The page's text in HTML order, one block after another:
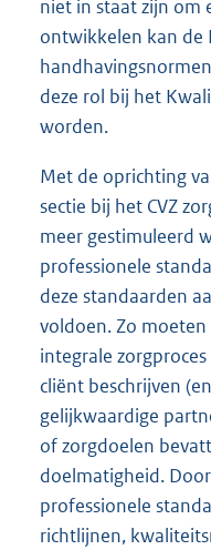
niet in staat zijn om
ontwikkelen kan de
deze rol bij het
worden.
Met de oprichting
sectie bij het CVZ
meer gestimuleerd
professionele
deze standaarden
voldoen. Zo
integrale
cliënt beschrijven
gelijkwaardige
of zorgdoelen
doelmatigheid.
professionele
richtlijnen,